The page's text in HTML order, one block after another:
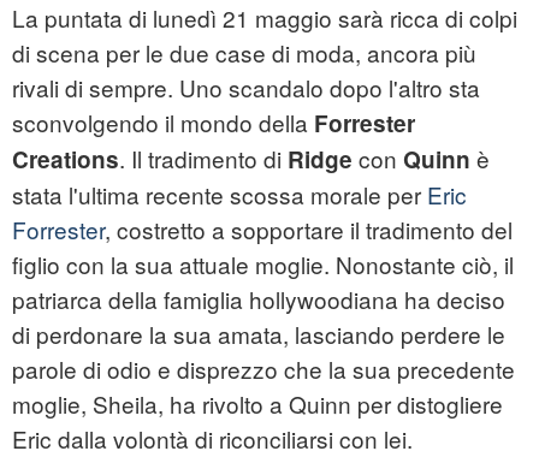
La puntata di lunedì 21 maggio sarà ricca di colpi
di scena per le due case di moda, ancora più
rivali di sempre. Uno scandalo dopo l'altro sta
sconvolgendo il mondo della Forrester
Creations. Il tradimento di Ridge con Quinn è
stata l'ultima recente scossa morale per Eric
Forrester, costretto a sopportare il tradimento del
figlio con la sua attuale moglie. Nonostante ciò, il
patriarca della famiglia hollywoodiana ha deciso
di perdonare la sua amata, lasciando perdere le
parole di odio e disprezzo che la sua precedente
moglie, Sheila, ha rivolto a Quinn per distogliere
Eric dalla volontà di riconciliarsi con lei.